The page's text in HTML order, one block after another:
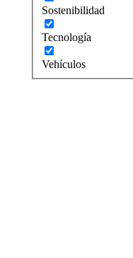
Sostenibilidad
Tecnología
Vehículos